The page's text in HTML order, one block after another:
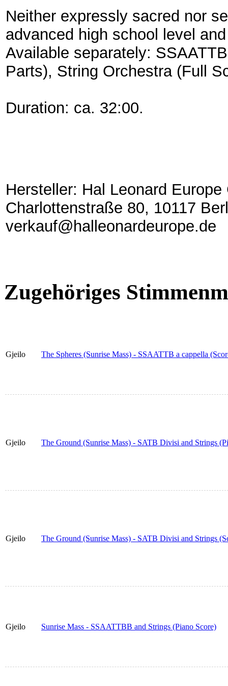
Neither expressly sacred nor
advanced high school level
Available separately:
Parts), String Orchestra (Full
Duration: ca. 32:00.
Hersteller: Hal Leonard
Charlottenstraße 80, 10117
verkauf@halleonardeurope.de
Zugehöriges
Gjeilo The Spheres (Sunrise Mass) - SSAATTB a cappella
Gjeilo The Ground (Sunrise Mass) - SATB Divisi and Strings
Gjeilo The Ground (Sunrise Mass) - SATB Divisi and Strings
Gjeilo Sunrise Mass - SSAATTBB and Strings (Piano Score)